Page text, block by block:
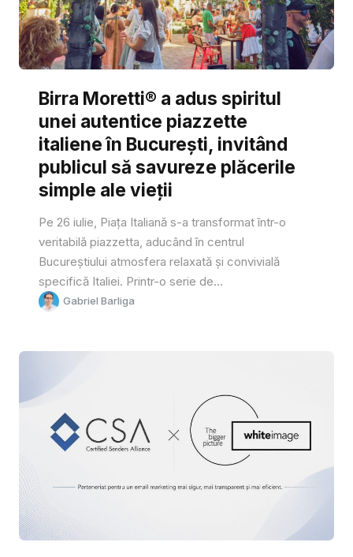
Birra Moretti® a adus spiritul
unei autentice piazzette
italiene în București, invitând
publicul să savureze plăcerile
simple ale vieții
Pe 26 iulie, Piața Italiană s-a transformat într-o
veritabilă piazzetta, aducând în centrul
Bucureștiului atmosfera relaxată și convivială
specifică Italiei. Printr-o serie de...
Gabriel Barliga